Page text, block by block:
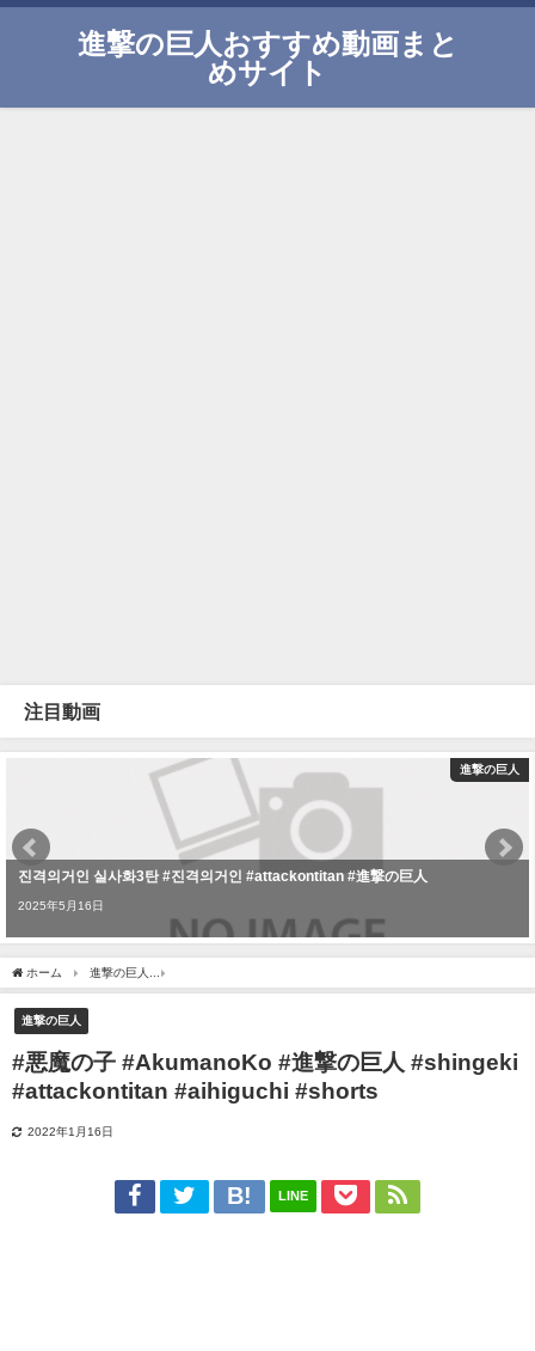
進撃の巨人おすすめ動画まと
めサイト
注目動画
進撃の巨人
진격의거인 실사화3탄 #진격의거인 #attackontitan #進撃の巨人
2025年5月16日
ホーム 進撃の巨人
進撃の巨人
#悪魔の子 #AkumanoKo #進撃の巨人 #shingeki
#attackontitan #aihiguchi #shorts
2022年1月16日
LINE